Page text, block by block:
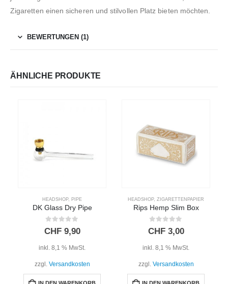
Zigaretten einen sicheren und stilvollen Platz bieten möchten.
BEWERTUNGEN (1)
ÄHNLICHE PRODUKTE
HEADSHOP, PIPE
DK Glass Dry Pipe
0out of 5
CHF9,90
inkl. 8,1 % MwSt.
zzgl. Versandkosten
IN DEN WARENKORB
HEADSHOP, ZIGARETTENPAPIER
Rips Hemp Slim Box
0out of 5
CHF3,00
inkl. 8,1 % MwSt.
zzgl. Versandkosten
IN DEN WARENKORB